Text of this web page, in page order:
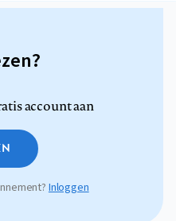
account aan
Inloggen